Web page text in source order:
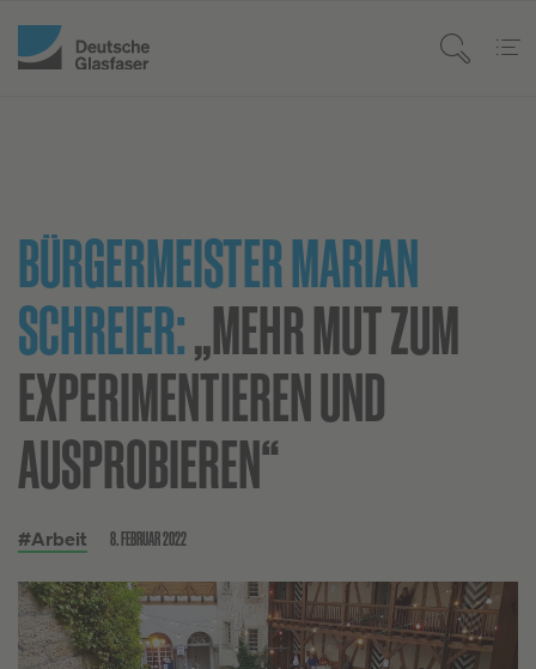
BÜRGERMEISTER MARIAN
SCHREIER:„MEHR MUT ZUM
EXPERIMENTIEREN UND
AUSPROBIEREN“
#Arbeit 8. FEBRUAR 2022